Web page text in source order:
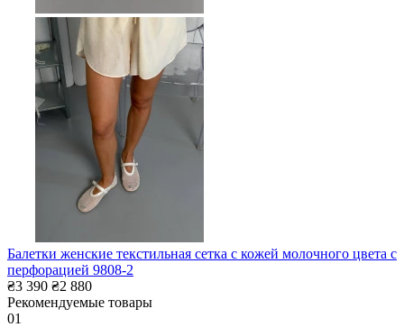
Балетки женские текстильная сетка с кожей молочного цвета с
перфорацией 9808-2
₴3 390 ₴2 880
Рекомендуемые товары
01